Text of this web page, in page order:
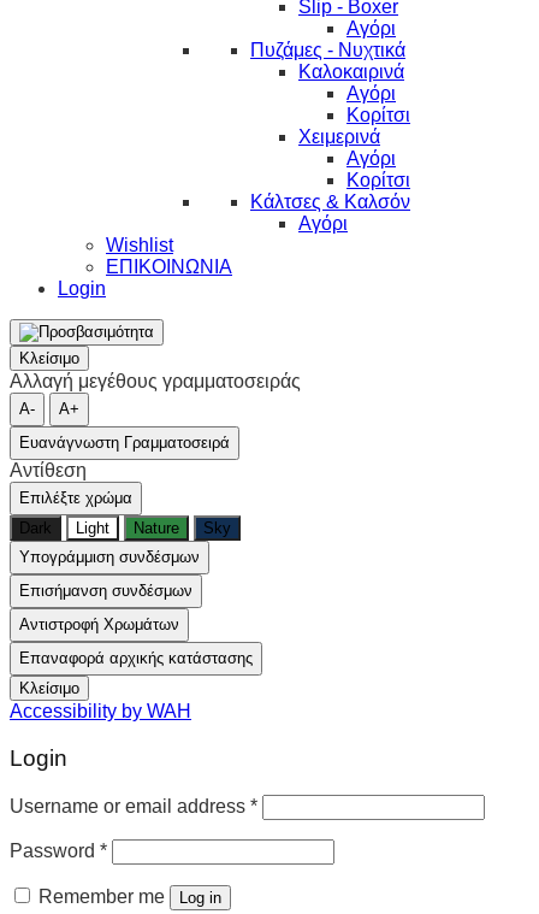
Slip - Boxer
Αγόρι
Πυζάμες - Νυχτικά
Καλοκαιρινά
Αγόρι
Κορίτσι
Χειμερινά
Αγόρι
Κορίτσι
Κάλτσες & Καλσόν
Αγόρι
Wishlist
ΕΠΙΚΟΙΝΩΝΙΑ
Login
Κλείσιμο
Αλλαγή μεγέθους γραμματοσειράς
A-
A+
Ευανάγνωστη Γραμματοσειρά
Αντίθεση
Επιλέξτε χρώμα
Dark
Light Nature
Sky
Υπογράμμιση συνδέσμων
Επισήμανση συνδέσμων
Αντιστροφή Χρωμάτων
Επαναφορά αρχικής κατάστασης
Κλείσιμο
Accessibility by WAH
Login
Username or email address *
Password *
Remember me Log in